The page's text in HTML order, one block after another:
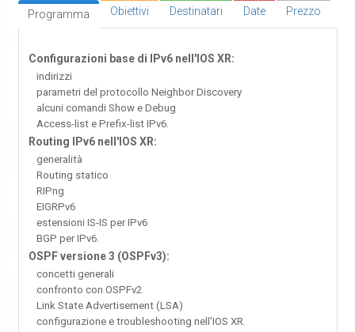
Programma Obiettivi Destinatari Date Prezzo
Configurazioni base di IPv6 nell'IOS XR:
indirizzi
parametri del protocollo Neighbor Discovery
alcuni comandi Show e Debug
Access-list e Prefix-list IPv6.
Routing IPv6 nell'IOS XR:
generalità
Routing statico
RIPng
EIGRPv6
estensioni IS-IS per IPv6
BGP per IPv6.
OSPF versione 3 (OSPFv3):
concetti generali
confronto con OSPFv2
Link State Advertisement (LSA)
configurazione e troubleshooting nell'IOS XR.